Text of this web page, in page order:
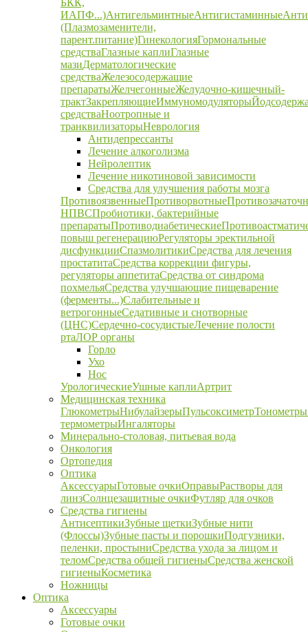
БКК,
ИАПФ...)АнтигельминтныеАнтигистаминные
(Плазмозаменители,
парент.питание)ГинекологияГормональные
средстваГлазные каплиГлазные
мазиДерматологические
средстваЖелезосодержащие
препаратыЖелчегонныеЖелудочно-кишечный-
трактЗакрепляющиеИммуномодуляторы
средстваНоотропные и
транквилизаторыНеврология
Антидепрессанты
Лечение алкоголизма
Нейролептик
Лечение никотиновой зависимости
Средства для улучшения работы мозга
ПротивоязвенныеПротиворвотные
НПВСПробиотики, бактерийные
препаратыПротиводиабетические
повыш регенерациюРегуляторы эректильной
дисфункцииСпазмолитикиСредства для лечения
простатитаСредства коррекции фигуры,
регуляторы аппетитаСредства от синдрома
похмельяСредства улучшающие пищеварение
(ферменты...)Слабительные и
ветрогонныеСедативные и снотворные
(ЦНС)Сердечно-сосудистыеЛечение полости
ртаЛОР органы
Горло
Ухо
Нос
УрологическиеУшные каплиАртрит
Медицинская техника
ГлюкометрыНибулайзерыПульсоксиметрТонометры
термометрыИнгаляторы
Минерально-столовая, питьевая вода
Онкология
Ортопедия
Оптика
АксессуарыГотовые очкиОправыРастворы для
линзСолнцезащитные очкиФутляр для очков
Средства гигиены
АнтисептикиЗубные щеткиЗубные нити
(Флоссы)Зубные пасты и порошкиПодгузники,
пеленки, простыниСредства ухода за лицом и
теломСредства общей гигиеныСредства женской
гигиеныКосметика
Ножницы
Оптика
Аксессуары
Готовые очки